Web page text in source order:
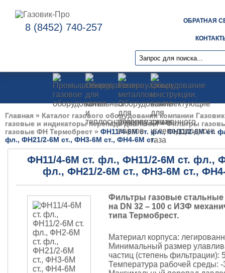
8 (8452) 740-257
ОБРАТНАЯ
Главная » Каталог газового оборудования компании Газовик
газовые и индикаторы перепада давления»Фильтры
газовые ФН Термобрест » ФН11/4-6М ст. фл., ФН11/2-6М ст.
фл., ФН21/2-6М ст., ФН3-6М ст., ФН4-6М ст.
ФН11/4-6М ст. фл., ФН11/2-6М ст. фл.,
фл., ФН21/2-6М ст., ФН3-6М ст.,
Фильтры газовые
на DN 32 – 100 с ИЗФ
типа Термобрест.
Материал корпуса:
Минимальный размер
частиц (степень фильтрации):
Температура рабочей среды: